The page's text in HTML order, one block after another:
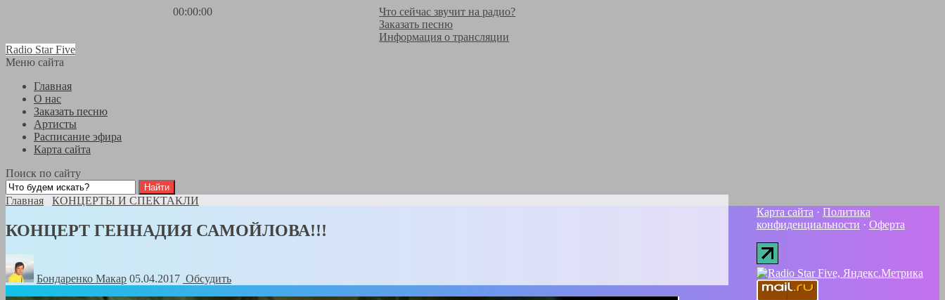
00:00:00
Что сейчас звучит на радио?
Заказать песню
Информация о трансляции
Radio Star Five
Меню сайта
Главная
О нас
Заказать песню
Артисты
Расписание эфира
Карта сайта
Поиск по сайту
Главная КОНЦЕРТЫ И СПЕКТАКЛИ
КОНЦЕРТ ГЕННАДИЯ САМОЙЛОВА!!!
Бондаренко Mакар 05.04.2017 Обсудить
Карта сайта · Политика
конфиденциальности · Оферта